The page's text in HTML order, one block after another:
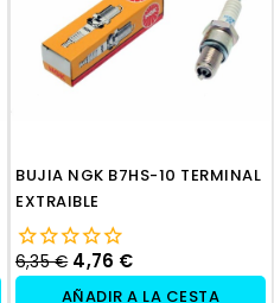
BUJIA NGK B7HS-10 TERMINAL
EXTRAIBLE
6,35 € 4,76 €
AÑADIR A LA CESTA